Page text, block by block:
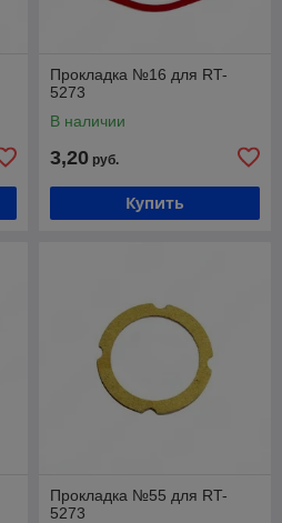
Прокладка №16 для RT-
5273
В наличии
3,20 руб.
Купить
Прокладка №55 для RT-
5273